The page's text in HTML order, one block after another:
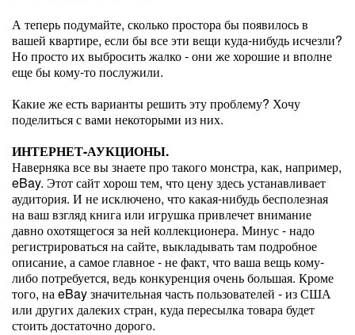
А теперь подумайте, сколько простора бы появилось в
вашей квартире, если бы все эти вещи куда-нибудь исчезли?
Но просто их выбросить жалко - они же хорошие и вполне
еще бы кому-то послужили.
Какие же есть варианты решить эту проблему? Хочу
поделиться с вами некоторыми из них.
ИНТЕРНЕТ-АУКЦИОНЫ.
Наверняка все вы знаете про такого монстра, как, например,
eBay. Этот сайт хорош тем, что цену здесь устанавливает
аудитория. И не исключено, что какая-нибудь бесполезная
на ваш взгляд книга или игрушка привлечет внимание
давно охотящегося за ней коллекционера. Минус - надо
регистрироваться на сайте, выкладывать там подробное
описание, а самое главное - не факт, что ваша вещь кому-
либо потребуется, ведь конкуренция очень большая. Кроме
того, на eBay значительная часть пользователей - из США
или других далеких стран, куда пересылка товара будет
стоить достаточно дорого.